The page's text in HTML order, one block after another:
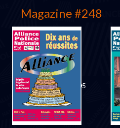
Décembre 2005
Magazine #248